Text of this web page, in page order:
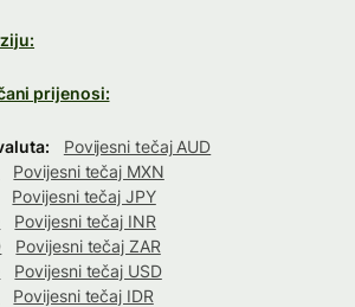
prijenosi:
Povijesni tečaj AUD
Povijesni tečaj MXN
Povijesni tečaj JPY
Povijesni tečaj INR
Povijesni tečaj ZAR
Povijesni tečaj USD
Povijesni tečaj IDR